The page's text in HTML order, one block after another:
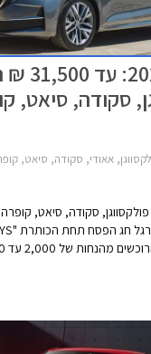
מבצע
סקודה, סיאט,
אאודי, סקודה, סיאט,
פולקסווגן, סקודה, סיאט,